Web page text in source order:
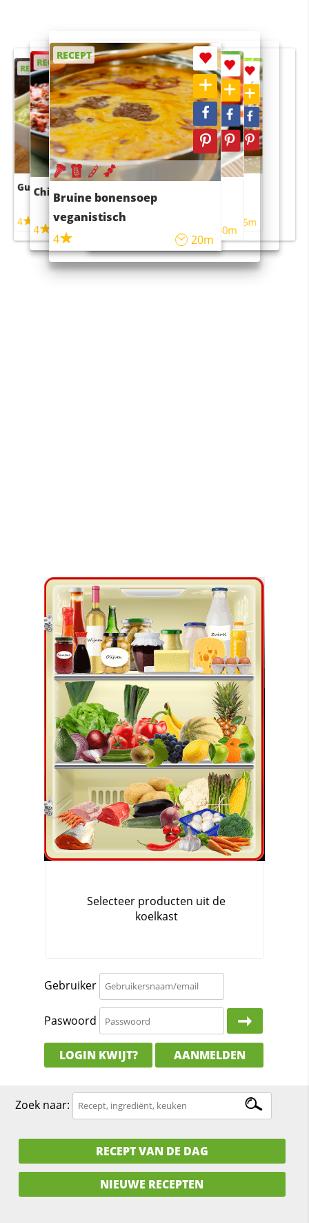
Gebruiker
Paswoord
LOGIN KWIJT? AANMELDEN
RECEPT
Guacamole
4
RECEPT
Chili con carne
4 45m
RECEPT
Bruine bonensoep
veganistisch
4
20m
RECEPT
Sushi rijstsalade
maaltijdsalade
40m
RECEPT
4 55m
Zoek naar:
RECEPT VAN DE DAG
NIEUWE RECEPTEN